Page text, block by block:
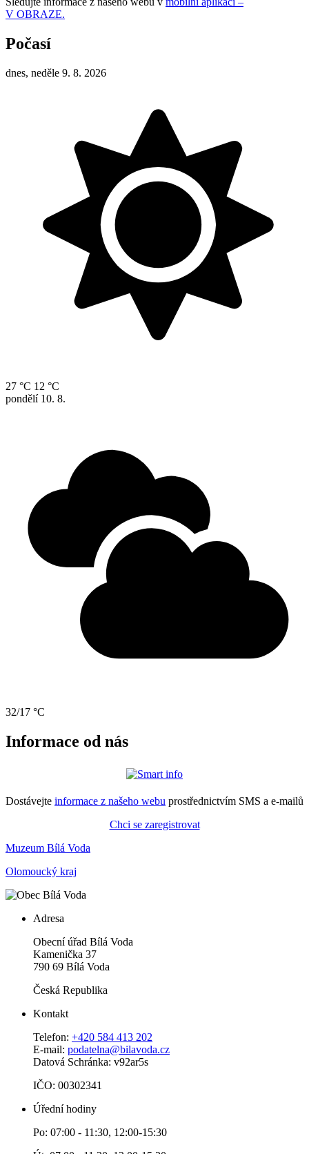
V OBRAZE.
Počasí
dnes, neděle 9. 8. 2026
27 °C 12 °C
pondělí 10. 8.
32/17 °C
Informace od nás
Dostávejte informace z našeho webu prostřednictvím SMS a e-mailů
Chci se zaregistrovat
Muzeum Bílá Voda
Olomoucký kraj
Adresa
Obecní úřad Bílá Voda
Kamenička 37
790 69 Bílá Voda
Česká Republika
Kontakt
Telefon: +420 584 413 202
E-mail: podatelna@bilavoda.cz
Datová Schránka: v92ar5s
IČO: 00302341
Úřední hodiny
Po: 07:00 - 11:30, 12:00-15:30